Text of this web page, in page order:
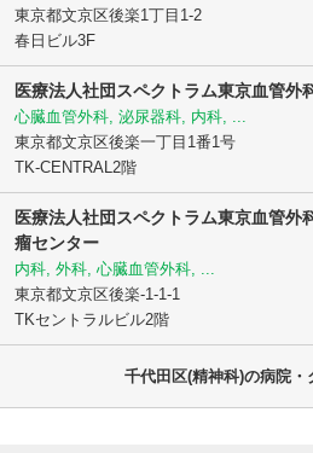
東京都文京区後楽1丁目1-2
春日ビル3F
医療法人社団スペクトラム東京血管外
心臓血管外科, 泌尿器科, 内科, ...
東京都文京区後楽一丁目1番1号
TK-CENTRAL2階
医療法人社団スペクトラム東京血管外
瘤センター
内科, 外科, 心臓血管外科, ...
東京都文京区後楽-1-1-1
TKセントラルビル2階
千代田区(精神科)の病院・